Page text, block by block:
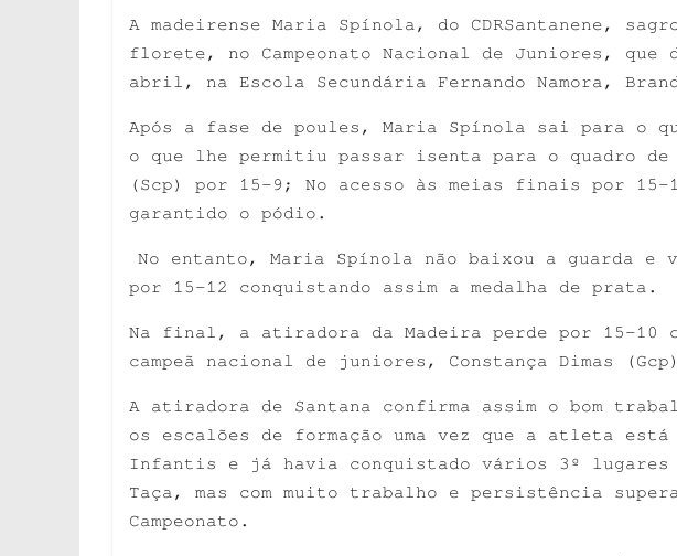
A madeirense Maria Spínola, do CDRSantanene,
florete, no Campeonato Nacional de Juniores, que
abril, na Escola Secundária Fernando Namora,
Após a fase de poules, Maria Spínola sai para o
o que lhe permitiu passar isenta para o quadro de
(Scp) por 15-9; No acesso às meias finais por
garantido o pódio.
No entanto, Maria Spínola não baixou a guarda e
por 15-12 conquistando assim a medalha de prata.
Na final, a atiradora da Madeira perde por 15-10
campeã nacional de juniores, Constança Dimas
A atiradora de Santana confirma assim o bom
os escalões de formação uma vez que a atleta está
Infantis e já havia conquistado vários 3º lugares
Taça, mas com muito trabalho e persistência
Campeonato.